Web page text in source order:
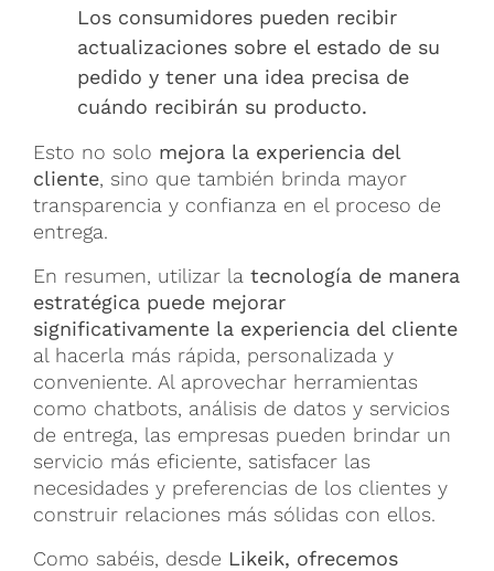
Los consumidores pueden recibir
actualizaciones sobre el estado de su
pedido y tener una idea precisa de
cuándo recibirán su producto.
Esto no solo mejora la experiencia del
cliente, sino que también brinda mayor
transparencia y confianza en el proceso de
entrega.
En resumen, utilizar la tecnología de manera
estratégica puede mejorar
significativamente la experiencia del cliente
al hacerla más rápida, personalizada y
conveniente. Al aprovechar herramientas
como chatbots, análisis de datos y servicios
de entrega, las empresas pueden brindar un
servicio más eficiente, satisfacer las
necesidades y preferencias de los clientes y
construir relaciones más sólidas con ellos.
Como sabéis, desde Likeik, ofrecemos